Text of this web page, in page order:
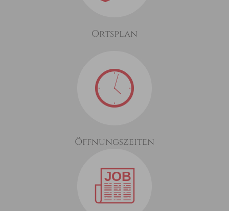
Ortsplan
Öffnungszeiten